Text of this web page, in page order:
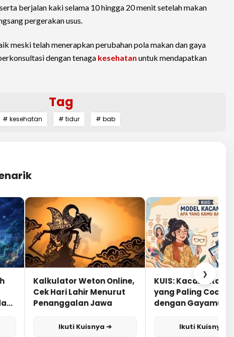
berjalan kaki selama 10 hingga 20 menit setelah makan
pergerakan usus.
meski telah menerapkan perubahan pola makan dan gaya
dengan tenaga kesehatan untuk mendapatkan
Tag
# kesehatan # tidur # bab
Kalkulator Weton Online,
Cek Hari Lahir Menurut
Penanggalan Jawa
Ikuti Kuisnya ➔
KUIS: Kacamata Apa
yang Paling Cocok
dengan Gayamu?
Ikuti Kuisnya ➔
❯